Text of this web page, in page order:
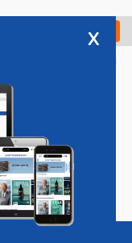
Check in
Vacatures
x